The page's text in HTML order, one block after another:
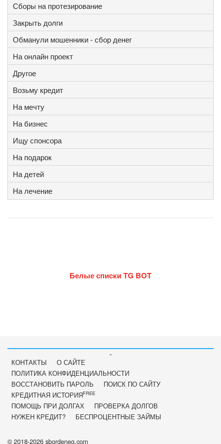
Сборы на протезирование
Закрыть долги
Обманули мошенники - сбор денег
На онлайн проект
Другое
Возьму кредит
На мечту
На бизнес
Ищу спонсора
На подарок
На детей
На лечение
Белые списки TG BOT
-
КОНТАКТЫ
О САЙТЕ
ПОЛИТИКА КОНФИДЕНЦИАЛЬНОСТИ
ВОССТАНОВИТЬ ПАРОЛЬ
ПОИСК ПО САЙТУ
КРЕДИТНАЯ ИСТОРИЯFREE
ПОМОЩЬ ПРИ ДОЛГАХ
ПРОВЕРКА ДОЛГОВ
НУЖЕН КРЕДИТ?
БЕСПРОЦЕНТНЫЕ ЗАЙМЫ
© 2018-2026 sbordeneg.com